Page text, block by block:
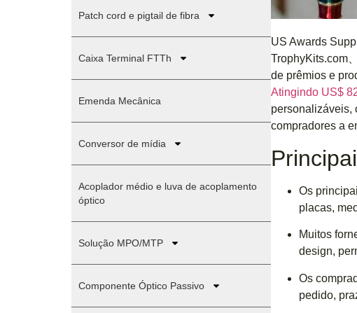
Patch cord e pigtail de fibra
Caixa Terminal FTTh
Emenda Mecânica
Conversor de mídia
Acoplador médio e luva de acoplamento
óptico
Solução MPO/MTP
Componente Óptico Passivo
US Awards
TrophyKits.com
de prêmios e
Atingindo US$
personalizáveis,
compradores a
Os
placas,
Muitos
design,
Os
pedido,